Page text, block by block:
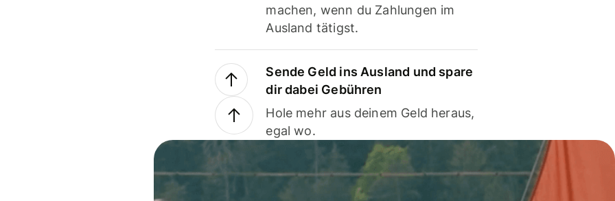
machen, wenn du Zahlungen im
Ausland tätigst.
Sende Geld ins Ausland und spare
dir dabei Gebühren
Hole mehr aus deinem Geld heraus,
egal wo.